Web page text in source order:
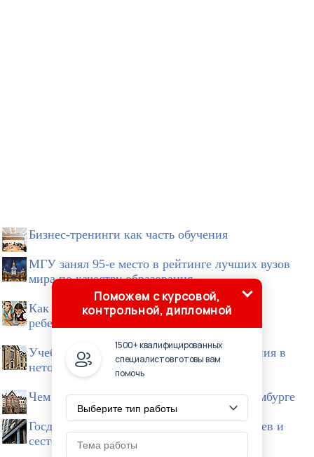
Бизнес-тренинги как часть обучения
МГУ занял 95-е место в рейтинге лучших вузов
мира по качеству образования
Как правильно делать домашние задания с
ребенком
Учеба за границей: особенности образования в
неторопливой Дании
Чем уникальна система обучения в Люксембурге
Госдума приняла закон о зачислении братьев и
сестер в одну школу или детсад
Поможем с курсовой,
контрольной, дипломной
1500+ квалифицированных
специалистов готовы вам
помочь